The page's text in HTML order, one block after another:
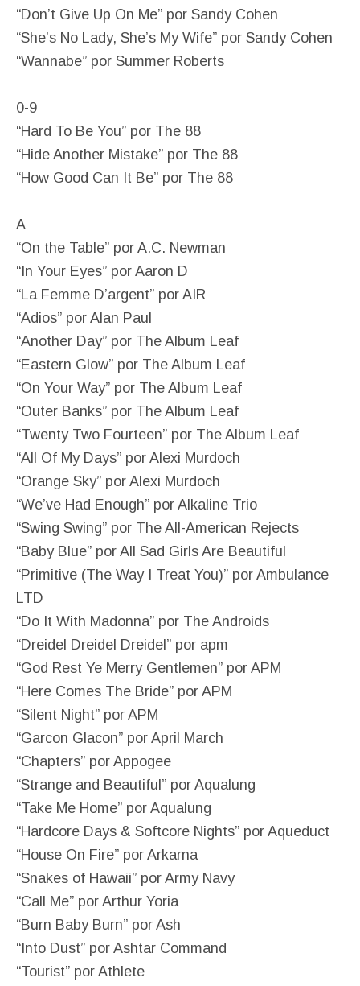
“Don’t Give Up On Me” por Sandy Cohen
“She’s No Lady, She’s My Wife” por Sandy Cohen
“Wannabe” por Summer Roberts
0-9
“Hard To Be You” por The 88
“Hide Another Mistake” por The 88
“How Good Can It Be” por The 88
A
“On the Table” por A.C. Newman
“In Your Eyes” por Aaron D
“La Femme D’argent” por AIR
“Adios” por Alan Paul
“Another Day” por The Album Leaf
“Eastern Glow” por The Album Leaf
“On Your Way” por The Album Leaf
“Outer Banks” por The Album Leaf
“Twenty Two Fourteen” por The Album Leaf
“All Of My Days” por Alexi Murdoch
“Orange Sky” por Alexi Murdoch
“We’ve Had Enough” por Alkaline Trio
“Swing Swing” por The All-American Rejects
“Baby Blue” por All Sad Girls Are Beautiful
“Primitive (The Way I Treat You)” por Ambulance
LTD
“Do It With Madonna” por The Androids
“Dreidel Dreidel Dreidel” por apm
“God Rest Ye Merry Gentlemen” por APM
“Here Comes The Bride” por APM
“Silent Night” por APM
“Garcon Glacon” por April March
“Chapters” por Appogee
“Strange and Beautiful” por Aqualung
“Take Me Home” por Aqualung
“Hardcore Days & Softcore Nights” por Aqueduct
“House On Fire” por Arkarna
“Snakes of Hawaii” por Army Navy
“Call Me” por Arthur Yoria
“Burn Baby Burn” por Ash
“Into Dust” por Ashtar Command
“Tourist” por Athlete